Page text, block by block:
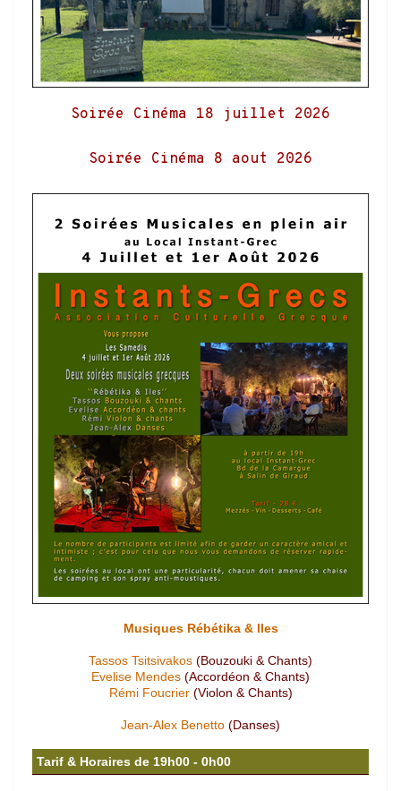
Soirée Cinéma 18 juillet 2026
Soirée Cinéma 8 aout 2026
Musiques Rébétika & Iles
Tassos Tsitsivakos (Bouzouki & Chants)
Evelise Mendes (Accordéon & Chants)
Rémi Foucrier(Violon & Chants)
Jean-Alex Benetto (Danses)
Tarif & Horaires de 19h00 - 0h00